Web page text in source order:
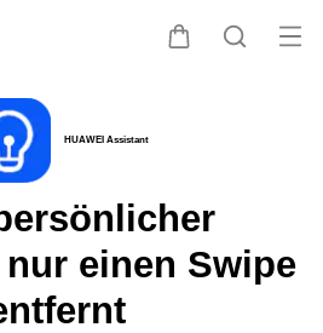
HUAWEI Assistant
einen Swipe